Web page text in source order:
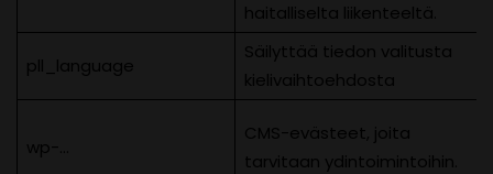
haitalliselta liikenteeltä.
pll_language
Säilyttää tiedon valitusta
kielivaihtoehdosta
wp-…
CMS-evästeet, joita
tarvitaan ydintoimintoihin.